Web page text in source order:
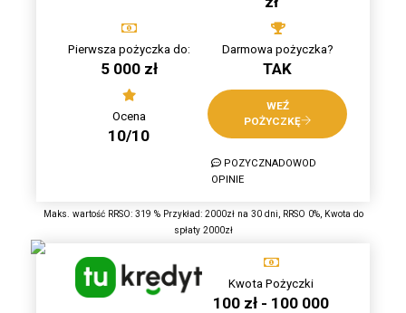
Pierwsza pożyczka do:
5 000 zł
Darmowa pożyczka?
TAK
Ocena
10/10
WEŹ
POŻYCZKĘ
POZYCZNADOWOD
OPINIE
Maks. wartość RRSO: 319 % Przykład: 2000zł na 30 dni, RRSO 0%, Kwota do
spłaty 2000zł
Kwota Pożyczki
100 zł - 100 000